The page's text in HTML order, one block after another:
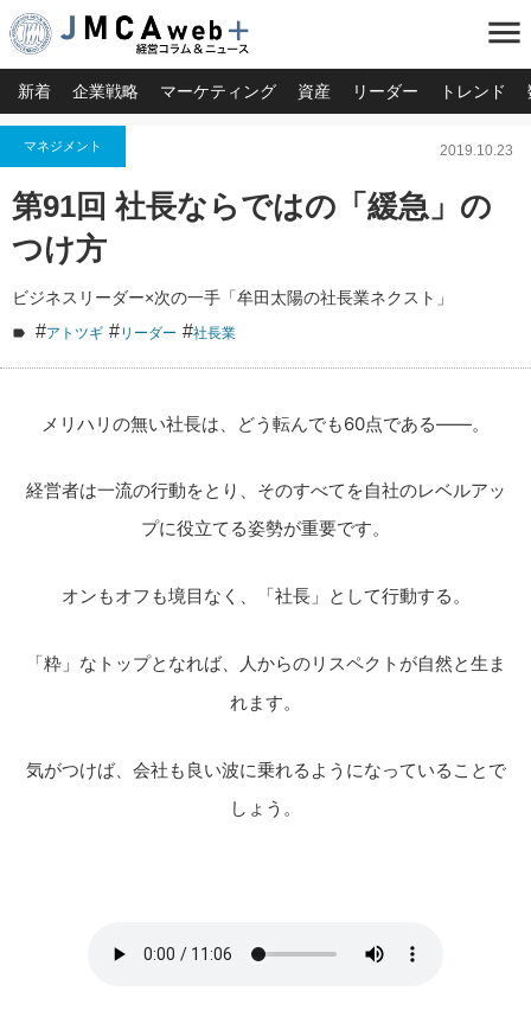
menu
新着 企業戦略 マーケティング 資産 リーダー トレンド
マネジメント 2019.10.23
第91回 社長ならではの「緩急」の
つけ方
ビジネスリーダー×次の一手「牟田太陽の社長業ネクスト」
#アトツギ #リーダー #社長業
メリハリの無い社長は、どう転んでも60点である――。
経営者は一流の行動をとり、そのすべてを自社のレベルアッ
プに役立てる姿勢が重要です。
オンもオフも境目なく、「社長」として行動する。
「粋」なトップとなれば、人からのリスペクトが自然と生ま
れます。
気がつけば、 会社も良い波に乗れるようになっていることで
しょう。